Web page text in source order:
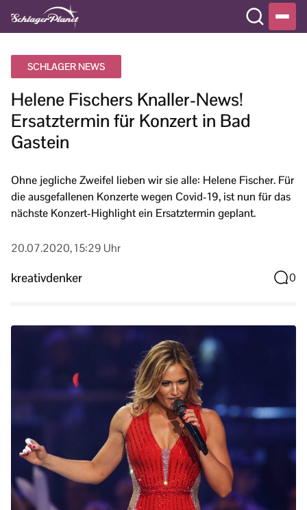
SCHLAGER NEWS
Helene Fischers Knaller-News!
Ersatztermin für Konzert in Bad
Gastein
Ohne jegliche Zweifel lieben wir sie alle: Helene Fischer. Für
die ausgefallenen Konzerte wegen Covid-19, ist nun für das
nächste Konzert-Highlight ein Ersatztermin geplant.
20.07.2020, 15:29 Uhr
kreativdenker 0